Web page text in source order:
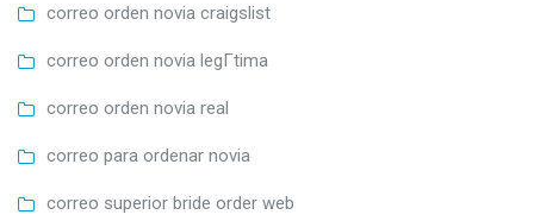
correo orden novia craigslist
correo orden novia legГ­tima
correo orden novia real
correo para ordenar novia
correo superior bride order web